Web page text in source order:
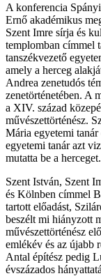
A konferencia
Ernő akadémikus
Szent Imre sírja és
templomban címmel
tanszékvezető
amely a herceg
Andrea zenetudós
zenetörténetében. A
a XIV. század
művészettörténész.
Mária egyetemi
egyetemi tanár azt
mutatta be a herceget.
Szent István, Szent
és Kölnben címmel
tartott előadást,
beszélt mi hiányzott
művészettörténész
emlékév és az újabb
Antal építész pedig
évszázados